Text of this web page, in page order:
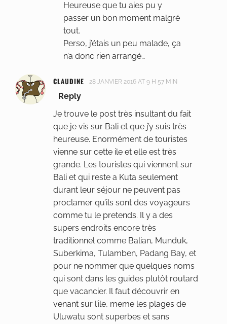
Heureuse que tu aies pu y
passer un bon moment malgré
tout.
Perso, j’étais un peu malade, ça
n’a donc rien arrangé…
CLAUDINE 28 JANVIER 2016 AT 9 H 57 MIN
Reply
Je trouve le post très insultant du fait
que je vis sur Bali et que j’y suis très
heureuse. Enormément de touristes
vienne sur cette ile et elle est très
grande. Les touristes qui viennent sur
Bali et qui reste a Kuta seulement
durant leur séjour ne peuvent pas
proclamer qu’ils sont des voyageurs
comme tu le pretends. Il y a des
supers endroits encore très
traditionnel comme Balian, Munduk,
Suberkima, Tulamben, Padang Bay, et
pour ne nommer que quelques noms
qui sont dans les guides plutôt routard
que vacancier. Il faut découvrir en
venant sur l’ile, meme les plages de
Uluwatu sont superbes et sans